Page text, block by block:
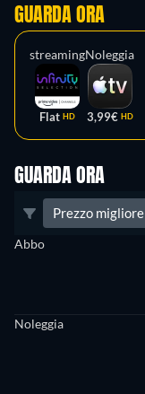
GUARDA ORA
streaming
Flat HD
Noleggia
3,99€ HD
GUARDA ORA
Prezzo migliore
Abbo
Noleggia